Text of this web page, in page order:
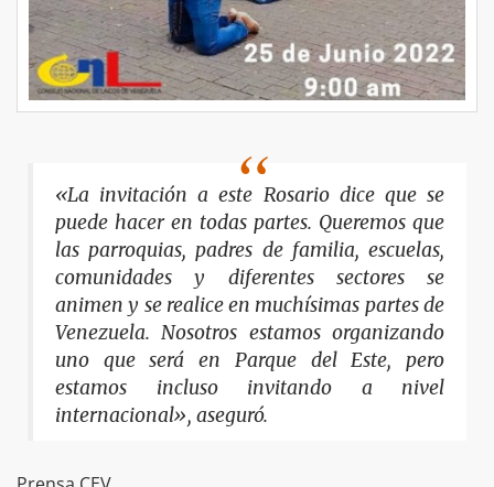
«La invitación a este Rosario dice que se
puede hacer en todas partes. Queremos que
las parroquias, padres de familia, escuelas,
comunidades y diferentes sectores se
animen y se realice en muchísimas partes de
Venezuela. Nosotros estamos organizando
uno que será en Parque del Este, pero
estamos incluso invitando a nivel
internacional», aseguró.